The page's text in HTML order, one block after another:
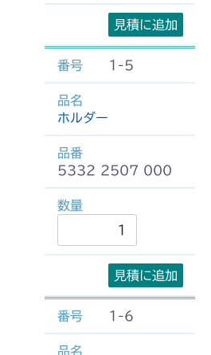
見積に追加
1-5
ホルダー
5332 2507 000
見積に追加
1-6